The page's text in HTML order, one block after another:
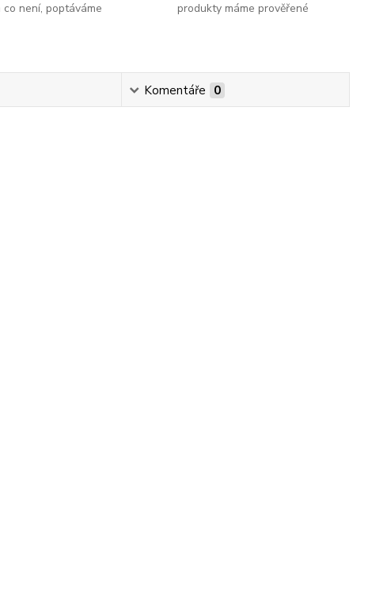
co není, poptáváme
produkty máme prověřené
Komentáře 0